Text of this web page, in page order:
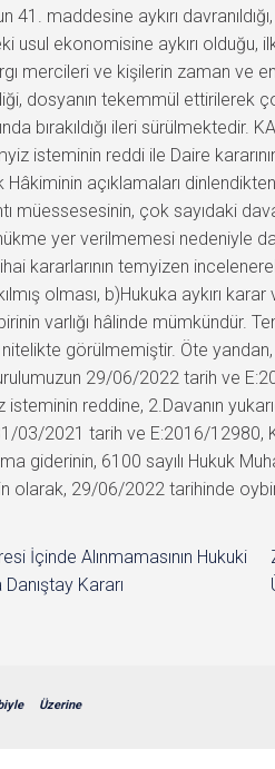
maddesine aykırı
usul ekonomisine aykırı
ve kişilerin zaman ve
dosyanın tekemmül ettirilerek
ileri sürülmektedir.
isteminin reddi ile Daire
açıklamaları
müessesesinin, çok sayıdaki
yer verilmemesi nedeniyle
kararlarının temyizen
olması, b)Hukuka aykırı
varlığı hâlinde mümkündür.
görülmemiştir. Öte
29/06/2022 tarih ve
isteminin reddine, 2.Davanın
2021 tarih ve E:2016/12980,
giderinin, 6100 sayılı Hukuk
olarak, 29/06/2022 tarihinde
İçinde Alınmamasının Hukuki
Kararı
Üzerine